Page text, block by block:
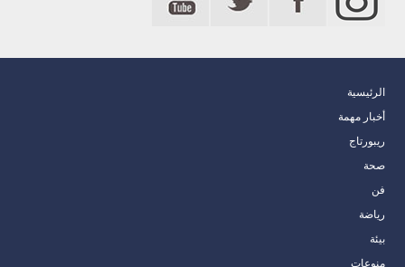
الرئيسية
أخبار مهمة
ريبورتاج
صحة
فن
رياضة
بيئة
منوعات